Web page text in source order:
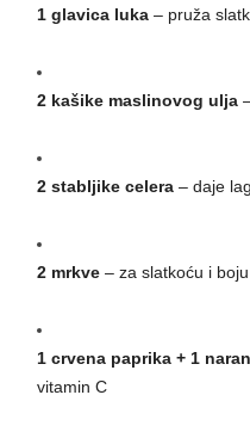
1 glavica luka – pruža
2 kašike maslinovog ulja
2 stabljike celera – daje
2 mrkve – za slatkoću i boju
1 crvena paprika + 1
vitamin C